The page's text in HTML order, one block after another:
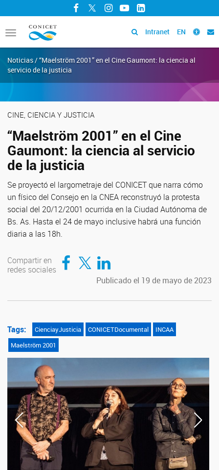
Facebook
TwitterInstagram
YouTubeLinkedIn
Toggle
navigation
Intranet EN
Noticias / “Maelström 2001” en el Cine Gaumont: la ciencia al
servicio de la justicia
CINE, CIENCIA Y JUSTICIA
“Maelström 2001” en el Cine
Gaumont: la ciencia al servicio
de la justicia
Se proyectó el largometraje del CONICET que narra cómo
un físico del Consejo en la CNEA reconstruyó la protesta
social del 20/12/2001 ocurrida en la Ciudad Autónoma de
Bs. As. Hasta el 24 de mayo inclusive habrá una función
diaria a las 18h.
Compartir en
redes sociales
Compartir en Facebook
Compartir en TwitterCompartir en LinkedIn
Publicado el 19 de mayo de 2023
Tags: CienciayJusticia CONICETDocumental
INCAA
Maelström 2001